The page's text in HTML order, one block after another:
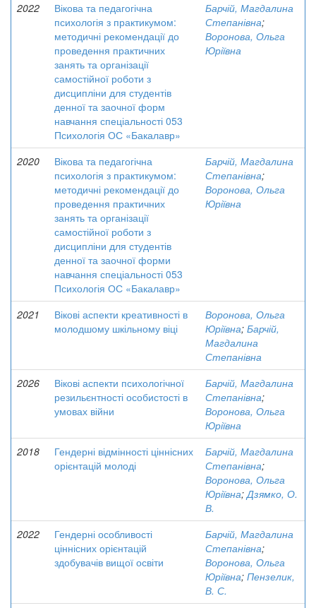
2022
Вікова та педагогічна
психологія з практикумом:
методичні рекомендації до
проведення практичних
занять та організації
самостійної роботи з
дисципліни для студентів
денної та заочної форм
навчання спеціальності 053
Психологія ОС «Бакалавр»
Барчій, Магдалина
Степанівна;
Воронова, Ольга
Юріївна
2020
Вікова та педагогічна
психологія з практикумом:
методичні рекомендації до
проведення практичних
занять та організації
самостійної роботи з
дисципліни для студентів
денної та заочної форми
навчання спеціальності 053
Психологія ОС «Бакалавр»
Барчій, Магдалина
Степанівна;
Воронова, Ольга
Юріївна
2021
Вікові аспекти креативності в
молодшому шкільному віці
Воронова, Ольга
Юріївна; Барчій,
Магдалина
Степанівна
2026
Вікові аспекти психологічної
резильєнтності особистості в
умовах війни
Барчій, Магдалина
Степанівна;
Воронова, Ольга
Юріївна
2018
Гендерні відмінності ціннісних
орієнтацій молоді
Барчій, Магдалина
Степанівна;
Воронова, Ольга
Юріївна;Дзямко, О.
В.
2022
Гендерні особливості
ціннісних орієнтацій
здобувачів вищої освіти
Барчій, Магдалина
Степанівна;
Воронова, Ольга
Юріївна; Пензелик,
В. С.